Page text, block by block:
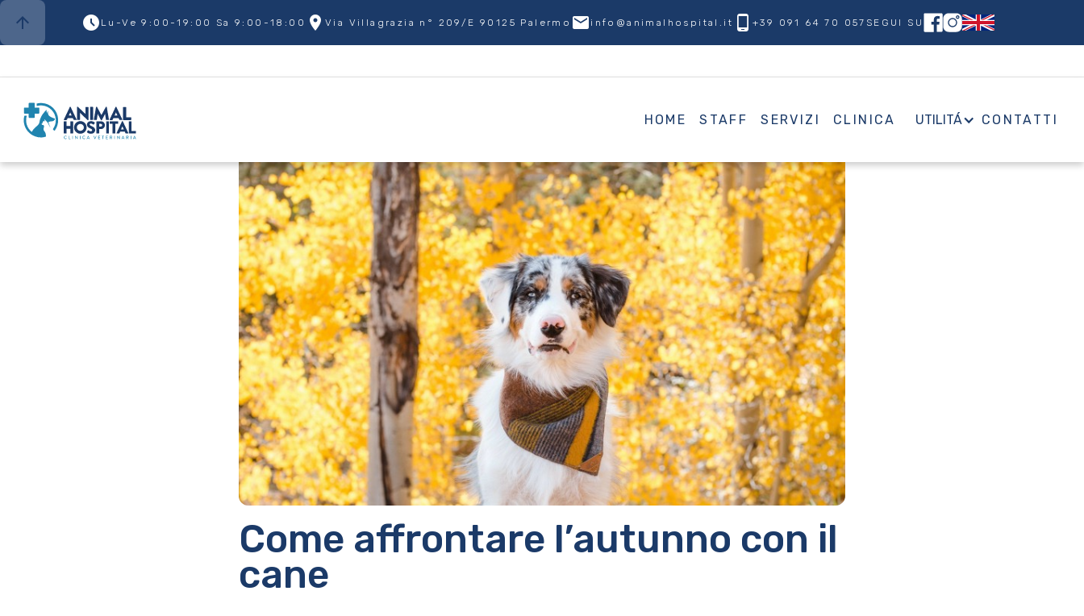
arrow_upward access_time_filledLu-Ve 9:00-19:00 Sa 9:00-18:00 placeVia Villagrazia n° 209/E 90125 Palermo emailinfo@animalhospital.it phone_android+39 091 64 70 057 SEGUI SU
HOME STAFF SERVIZI CLINICA UTILITÁ CONTATTI
Come affrontare l’autunno con il
cane